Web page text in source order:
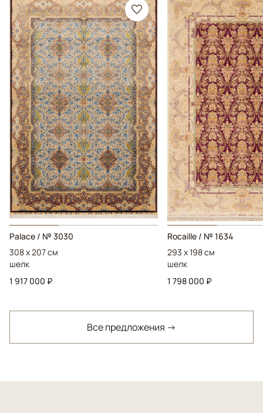
Palace / № 3030
308 x 207 см
шелк
1 917 000 ₽
Rocaille / № 1634
293 x 198 см
шелк
1 798 000 ₽
Все предложения →